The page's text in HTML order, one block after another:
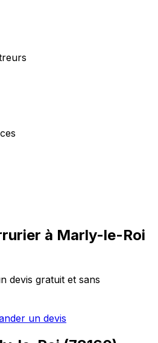
à Marly-le-Roi
devis gratuit et sans
un devis